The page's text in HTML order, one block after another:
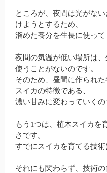
ところが、夜間は光がな
けようとするため、
溜めた養分を生長に使って
夜間の気温が低い場所は
使うことがないのです。
そのため、昼間に作られ
スイカの特徴である、
濃い甘みに変わっていくの
もう1つは、植木スイカを
さです。
すでにスイカを育てる技術
それにも関わらず、技術の